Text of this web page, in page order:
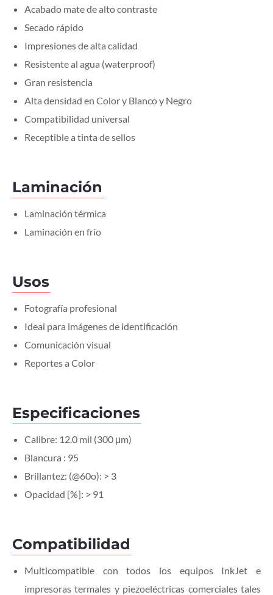
Acabado mate de alto contraste
Secado rápido
Impresiones de alta calidad
Resistente al agua (waterproof)
Gran resistencia
Alta densidad en Color y Blanco y Negro
Compatibilidad universal
Receptible a tinta de sellos
Laminación
Laminación térmica
Laminación en frío
Usos
Fotografía profesional
Ideal para imágenes de identificación
Comunicación visual
Reportes a Color
Especificaciones
Calibre: 12.0 mil (300 μm)
Blancura : 95
Brillantez: (@60o): > 3
Opacidad [%]: > 91
Compatibilidad
Multicompatible con todos los equipos InkJet e
impresoras termales y piezoeléctricas comerciales tales